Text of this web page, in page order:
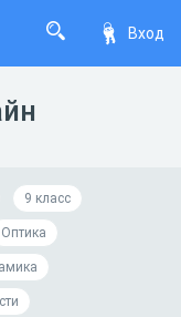
Вход
9 класс
Оптика